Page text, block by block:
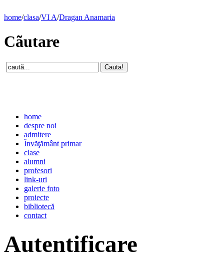
home/clasa/VI A/Dragan Anamaria
Cãutare
home
despre noi
admitere
Învăţământ primar
clase
alumni
profesori
link-uri
galerie foto
proiecte
bibliotecă
contact
Autentificare